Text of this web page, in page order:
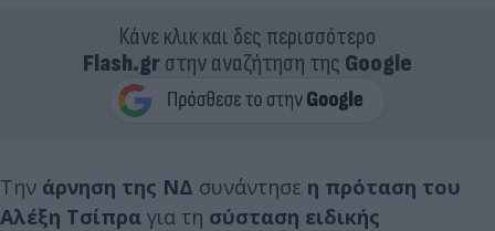
Κάνε κλικ και δες περισσότερο
Flash.grστην αναζήτηση της Google
Την άρνηση της ΝΔ συνάντησε η πρόταση του
Αλέξη Τσίπρα για τη σύσταση ειδικής